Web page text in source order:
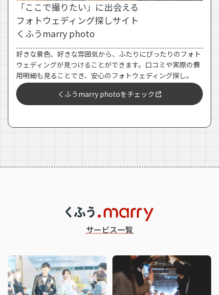
「ここで撮りたい」に出会える
フォトウェディング探しサイト
くふうmarry photo
好きな景色、好きな雰囲気から、ふたりにぴったりのフォト
ウェディングが見つけることができます。口コミや実際の費
用明細も見ることでき、安心のフォトウェディング探し。
くふうmarry photoをチェック
サービス一覧